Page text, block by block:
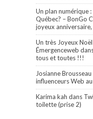
Un plan numérique
Québec? – BonGo
joyeux
Un très Joyeux
Émergenceweb
tous et toutes !!!
Josianne Brousseau
influenceurs Web
Karima kah dans
toilette (prise 2)